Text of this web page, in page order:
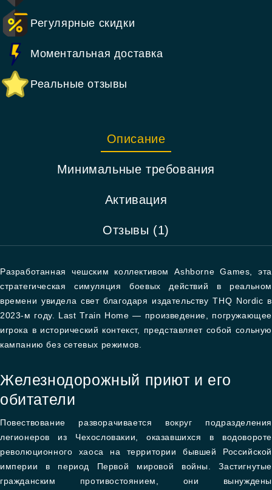
Регулярные скидки
Моментальная доставка
Реальные отзывы
Описание
Минимальные требования
Активация
Отзывы (1)
Разработанная чешским коллективом Ashborne Games, эта
стратегическая симуляция боевых действий в реальном
времени увидела свет благодаря издательству THQ Nordic в
2023-м году. Last Train Home — произведение, погружающее
игрока в исторический контекст, представляет собой сольную
кампанию без сетевых режимов.
Железнодорожный приют и его
обитатели
Повествование разворачивается вокруг подразделения
легионеров из Чехословакии, оказавшихся в водовороте
революционного хаоса на территории бывшей Российской
империи в период Первой мировой войны. Застигнутые
гражданским противостоянием, они вынуждены